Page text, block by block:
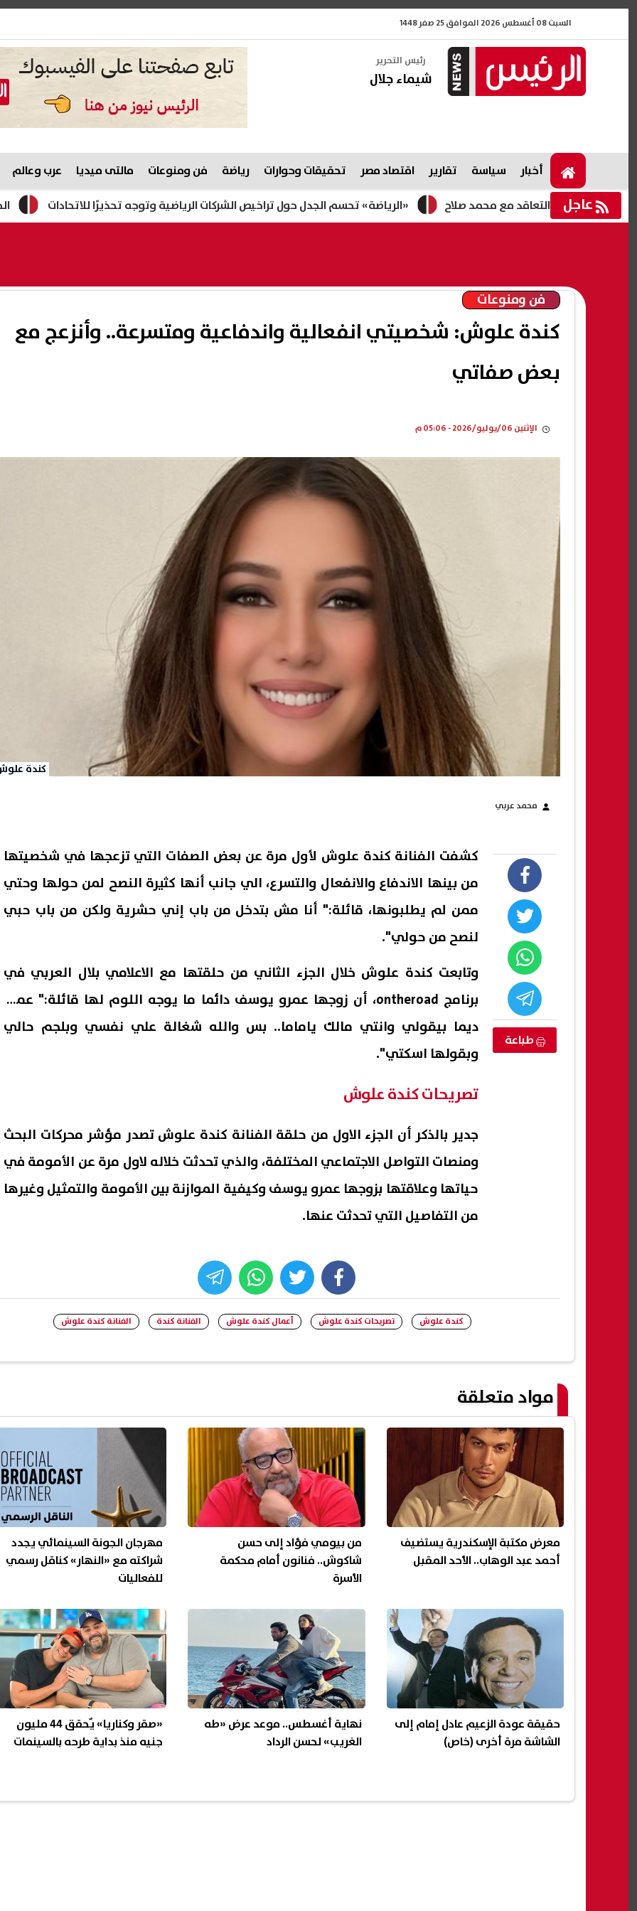
السبت 08 أغسطس 2026 الموافق 25 صفر 1448
رئيس التحرير
شيماء جلال
أخبار سياسة تقارير اقتصاد مصر تحقيقات وحوارات رياضة فن ومنوعات مالتى ميديا عرب وعالم
عاجل الحرس «الرياضة» تحسم الجدل حول تراخيص الشركات الرياضية وتوجه تحذيرًا للاتحادات بعد التعاقد مع محمد صلاح
فن ومنوعات
كندة علوش: شخصيتي انفعالية واندفاعية ومتسرعة.. وأنزعج مع
بعض صفاتي
الإثنين 06/يوليو/2026 - 05:06 م
كندة
محمد عربي
طباعة
كشفت الفنانة كندة علوش لأول مرة عن بعض الصفات التي تزعجها في شخصيتها
من بينها الاندفاع والانفعال والتسرع، الي جانب أنها كثيرة النصح لمن حولها وحتي
ممن لم يطلبونها، قائلة:" أنا مش بتدخل من باب إني حشرية ولكن من باب حبي
لنصح من حولي".
وتابعت كندة علوش خلال الجزء الثاني من حلقتها مع الاعلامي بلال العربي في
برنامج ontheroad، أن زوجها عمرو يوسف دائما ما يوجه اللوم لها قائلة:" عمرو
ديما بيقولي وانتي مالك ياماما.. بس والله شغالة علي نفسي وبلجم حالي
وبقولها اسكتي".
تصريحات كندة علوش
جدير بالذكر أن الجزء الاول من حلقة الفنانة كندة علوش تصدر مؤشر محركات البحث
ومنصات التواصل الاجتماعي المختلفة، والذي تحدثت خلاله لاول مرة عن الأمومة في
حياتها وعلاقتها بزوجها عمرو يوسف وكيفية الموازنة بين الأمومة والتمثيل وغيرها
من التفاصيل التي تحدثت عنها.
facebook
twitter
whats
كندة علوش تصريحات كندة علوش أعمال كندة علوش الفنانة كندة الفنانة كندة علوش
مواد متعلقة
معرض مكتبة الإسكندرية يستضيف
أحمد عبد الوهاب.. الأحد المقبل
من بيومي فؤاد إلى حسن
شاكوش.. فنانون أمام محكمة
الأسرة
مهرجان الجونة السينمائي يجدد
شراكته مع «النهار» كناقل رسمي
للفعاليات
حقيقة عودة الزعيم عادل إمام إلى
الشاشة مرة أخرى (خاص)
نهاية أغسطس.. موعد عرض «طه
الغريب» لحسن الرداد
«صقر وكناريا» يٌحقق 44 مليون
جنيه منذ بداية طرحه بالسينمات
وفاة والد ميسي بعد صراع مع المرض
داخل مصحة طبية
الحرس الثوري يضرب سفينة شحن
إماراتية أثناء إبحارها في مضيق هرمز
08 أغسطس, 2026 02:44 م
«الرياضة» تحسم الجدل حول
الشركات الرياضية وتوجه تحذيرًا
للاتحادات